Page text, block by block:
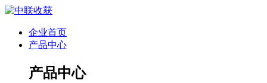
企业首页
产品中心
产品中心